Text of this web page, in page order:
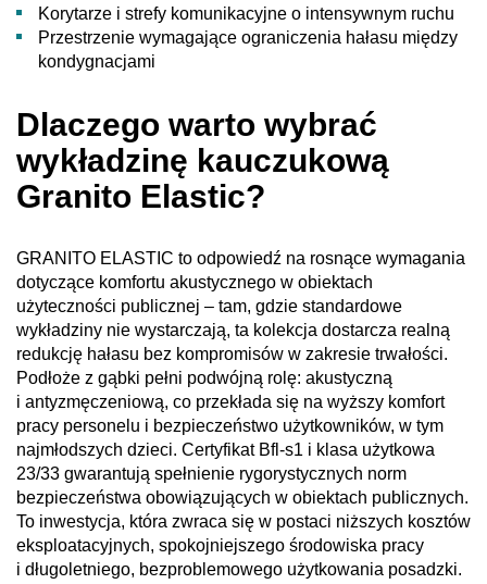
Korytarze i strefy komunikacyjne o intensywnym ruchu
Przestrzenie wymagające ograniczenia hałasu między
kondygnacjami
Dlaczego warto wybrać
wykładzinę kauczukową
Granito Elastic?
GRANITO ELASTIC to odpowiedź na rosnące wymagania
dotyczące komfortu akustycznego w obiektach
użyteczności publicznej – tam, gdzie standardowe
wykładziny nie wystarczają, ta kolekcja dostarcza realną
redukcję hałasu bez kompromisów w zakresie trwałości.
Podłoże z gąbki pełni podwójną rolę: akustyczną
i antyzmęczeniową, co przekłada się na wyższy komfort
pracy personelu i bezpieczeństwo użytkowników, w tym
najmłodszych dzieci. Certyfikat Bfl-s1 i klasa użytkowa
23/33 gwarantują spełnienie rygorystycznych norm
bezpieczeństwa obowiązujących w obiektach publicznych.
To inwestycja, która zwraca się w postaci niższych kosztów
eksploatacyjnych, spokojniejszego środowiska pracy
i długoletniego, bezproblemowego użytkowania posadzki.